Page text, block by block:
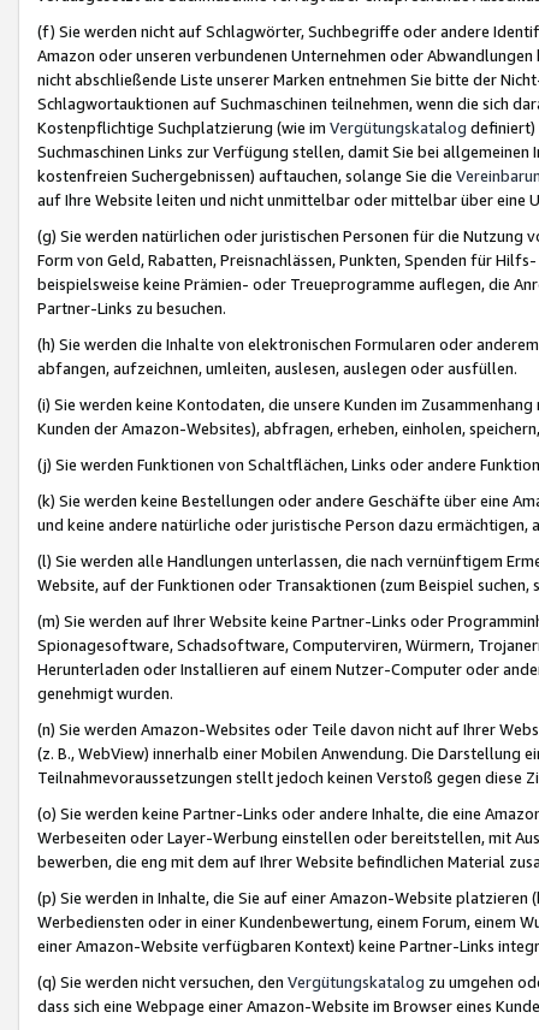
(f) Sie werden nicht auf Schlagwörter, Suchbegriffe oder andere
Amazon oder unseren verbundenen Unternehmen oder
nicht abschließende Liste unserer Marken entnehmen Sie bitte der
Schlagwortauktionen auf Suchmaschinen teilnehmen, wenn die sich
Kostenpflichtige Suchplatzierung (wie im Vergütungskatalog definiert)
Suchmaschinen Links zur Verfügung stellen, damit Sie bei
kostenfreien Suchergebnissen) auftauchen, solange Sie die
auf Ihre Website leiten und nicht unmittelbar oder mittelbar über eine
(g) Sie werden natürlichen oder juristischen Personen für die Nutzung
Form von Geld, Rabatten, Preisnachlässen, Punkten, Spenden für
beispielsweise keine Prämien- oder Treueprogramme auflegen, die
Partner-Links zu besuchen.
(h) Sie werden die Inhalte von elektronischen Formularen oder
abfangen, aufzeichnen, umleiten, auslesen, auslegen oder ausfüllen.
(i) Sie werden keine Kontodaten, die unsere Kunden im
Kunden der Amazon-Websites), abfragen, erheben, einholen,
(j) Sie werden Funktionen von Schaltflächen, Links oder andere
(k) Sie werden keine Bestellungen oder andere Geschäfte über eine
und keine andere natürliche oder juristische Person dazu
(l) Sie werden alle Handlungen unterlassen, die nach vernünftigem
Website, auf der Funktionen oder Transaktionen (zum Beispiel
(m) Sie werden auf Ihrer Website keine Partner-Links oder
Spionagesoftware, Schadsoftware, Computerviren, Würmern,
Herunterladen oder Installieren auf einem Nutzer-Computer oder
genehmigt wurden.
(n) Sie werden Amazon-Websites oder Teile davon nicht auf Ihrer
(z. B., WebView) innerhalb einer Mobilen Anwendung. Die Darstellung
Teilnahmevoraussetzungen stellt jedoch keinen Verstoß gegen diese
(o) Sie werden keine Partner-Links oder andere Inhalte, die eine
Werbeseiten oder Layer-Werbung einstellen oder bereitstellen, mit
bewerben, die eng mit dem auf Ihrer Website befindlichen Material
(p) Sie werden in Inhalte, die Sie auf einer Amazon-Website
Werbediensten oder in einer Kundenbewertung, einem Forum, einem
einer Amazon-Website verfügbaren Kontext) keine Partner-Links
(q) Sie werden nicht versuchen, den Vergütungskatalog zu umgehen
dass sich eine Webpage einer Amazon-Website im Browser eines